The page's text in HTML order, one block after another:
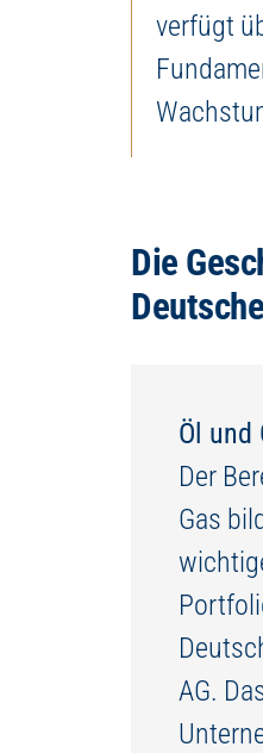
verfügt
Die
Öl und
Der
Gas
AG.